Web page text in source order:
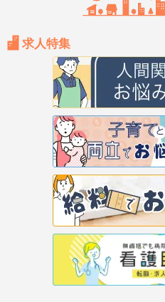
求人特集